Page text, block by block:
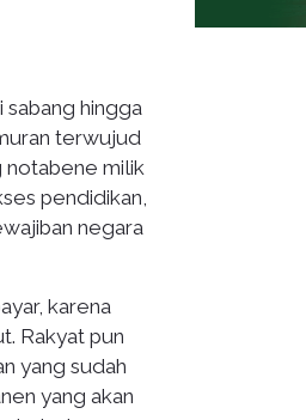
sabang hingga
terwujud
notabene milik
pendidikan,
negara
karena
Rakyat pun
yang sudah
yang akan